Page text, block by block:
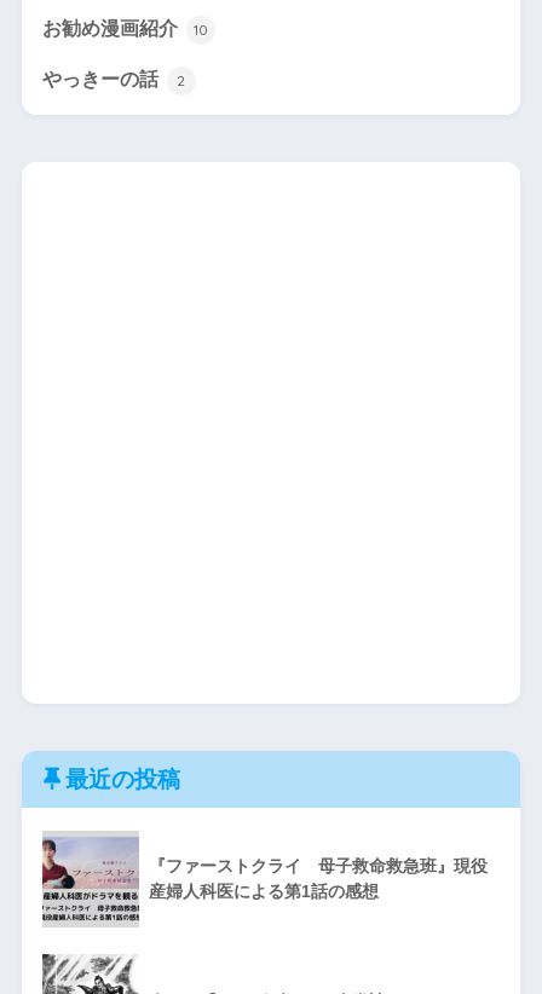
お勧め漫画紹介 10
やっきーの話 2
最近の投稿
『ファーストクライ 母子救命救急班』現役
産婦人科医による第1話の感想